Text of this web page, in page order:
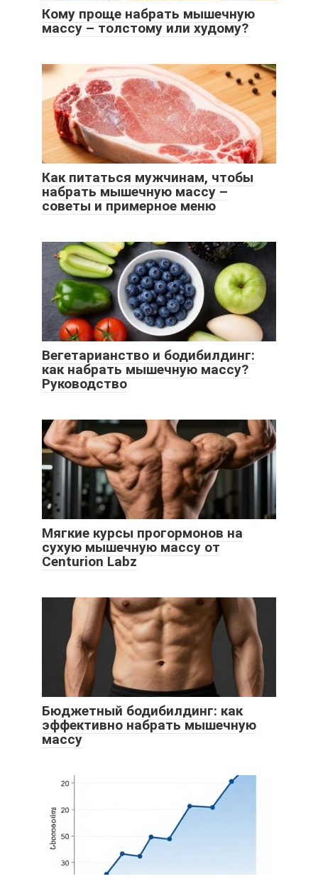
Кому проще набрать мышечную
массу – толстому или худому?
Как питаться мужчинам, чтобы
набрать мышечную массу –
советы и примерное меню
Вегетарианство и бодибилдинг:
как набрать мышечную массу?
Руководство
Мягкие курсы прогормонов на
сухую мышечную массу от
Centurion Labz
Бюджетный бодибилдинг: как
эффективно набрать мышечную
массу